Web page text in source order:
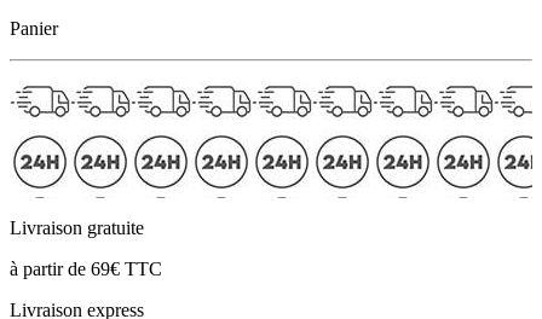
Panier
Livraison gratuite
à partir de 69€ TTC
Livraison express